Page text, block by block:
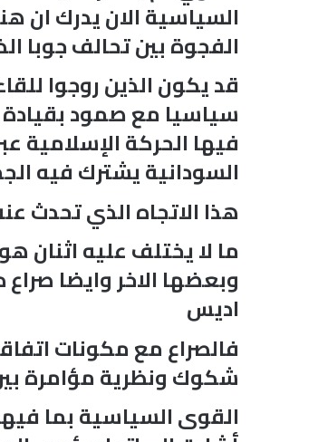
السياسية الان يدرك ان
الفجوة بين تحالف جوبا
قد يكون الذين روجوا
سياسيا مع صمود
فيها الحركة الإسلامية
السودانية يشترك فيه
هذا الاتجاه الذي تحدث
ما لا يختلف عليه اثنان
وبعضها الاخر وايضا
اديس
فالصراع مع مكونات
شكوك ونظرية مؤامرة
القوى السياسية بما